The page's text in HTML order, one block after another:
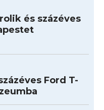
és százéves
Ford T-